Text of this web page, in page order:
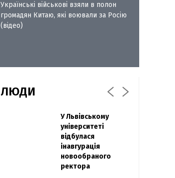
Українські військові взяли в полон
громадян Китаю, які воювали за Росію
(відео)
ЛЮДИ
Павло Дак
«Час не лікує, лише
притуплює біль»:
сестра загиблого
під Бахмутом Воїна
з Буковини
Захисник
"Азовсталі" Діанов
вдруге одружився
та показав фото з
весілля
У Львівському
університеті
відбулася
інавгурація
новообраного
ректора